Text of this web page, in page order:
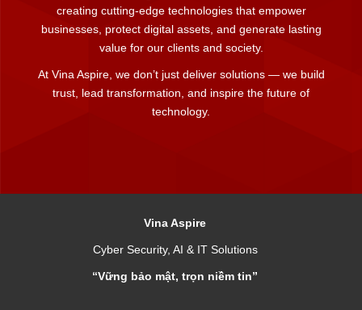
creating cutting-edge technologies that empower
businesses, protect digital assets, and generate lasting
value for our clients and society.
At Vina Aspire, we don’t just deliver solutions — we build
trust, lead transformation, and inspire the future of
technology.
Vina Aspire
Cyber Security, AI & IT Solutions
“Vững bảo mật, trọn niềm tin”